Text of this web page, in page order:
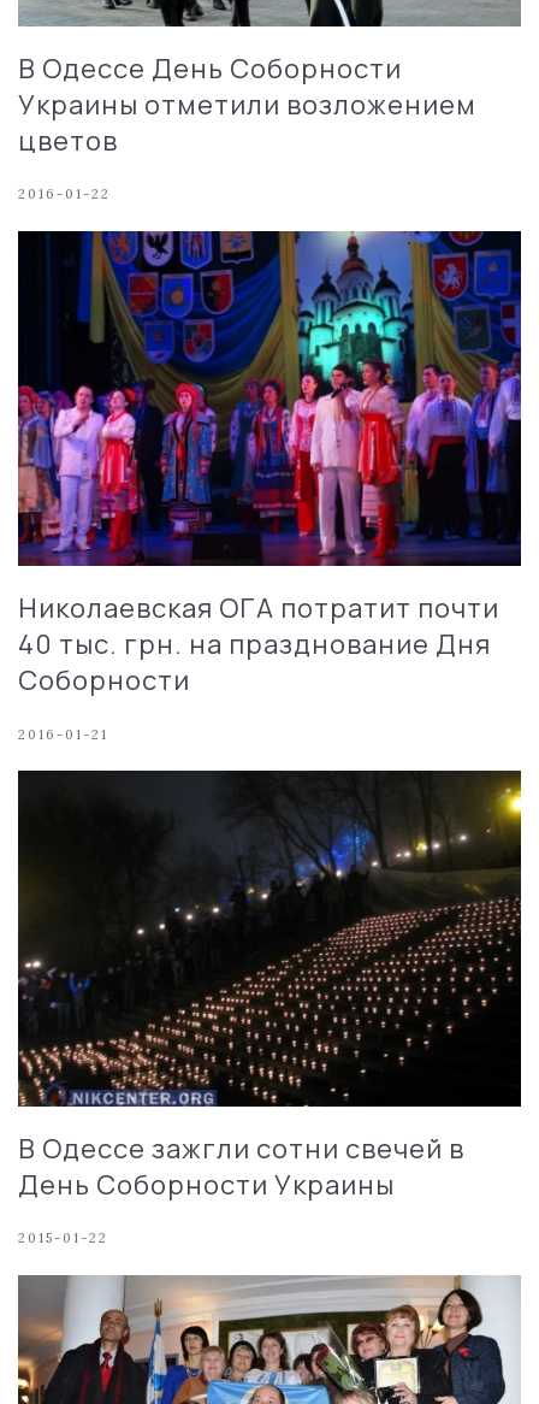
В Одессе День Соборности
Украины отметили возложением
цветов
2016-01-22
Николаевская ОГА потратит почти
40 тыс. грн. на празднование Дня
Соборности
2016-01-21
В Одессе зажгли сотни свечей в
День Соборности Украины
2015-01-22